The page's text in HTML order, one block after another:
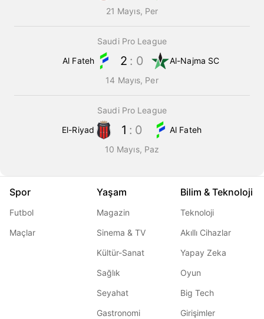
21 Mayıs, Per
Saudi Pro League
Al Fateh
2 : 0
Al-Najma SC
14 Mayıs, Per
Saudi Pro League
El-Riyad
1 : 0
Al Fateh
10 Mayıs, Paz
Spor
Futbol
Maçlar
Yaşam
Magazin
Sinema & TV
Kültür-Sanat
Sağlık
Seyahat
Gastronomi
Bilim & Teknoloji
Teknoloji
Akıllı Cihazlar
Yapay Zeka
Oyun
Big Tech
Girişimler